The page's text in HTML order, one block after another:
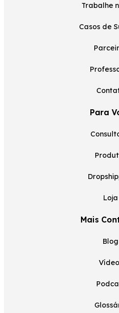
Trabalhe
Casos de
Para
Loja
Mais
Blog